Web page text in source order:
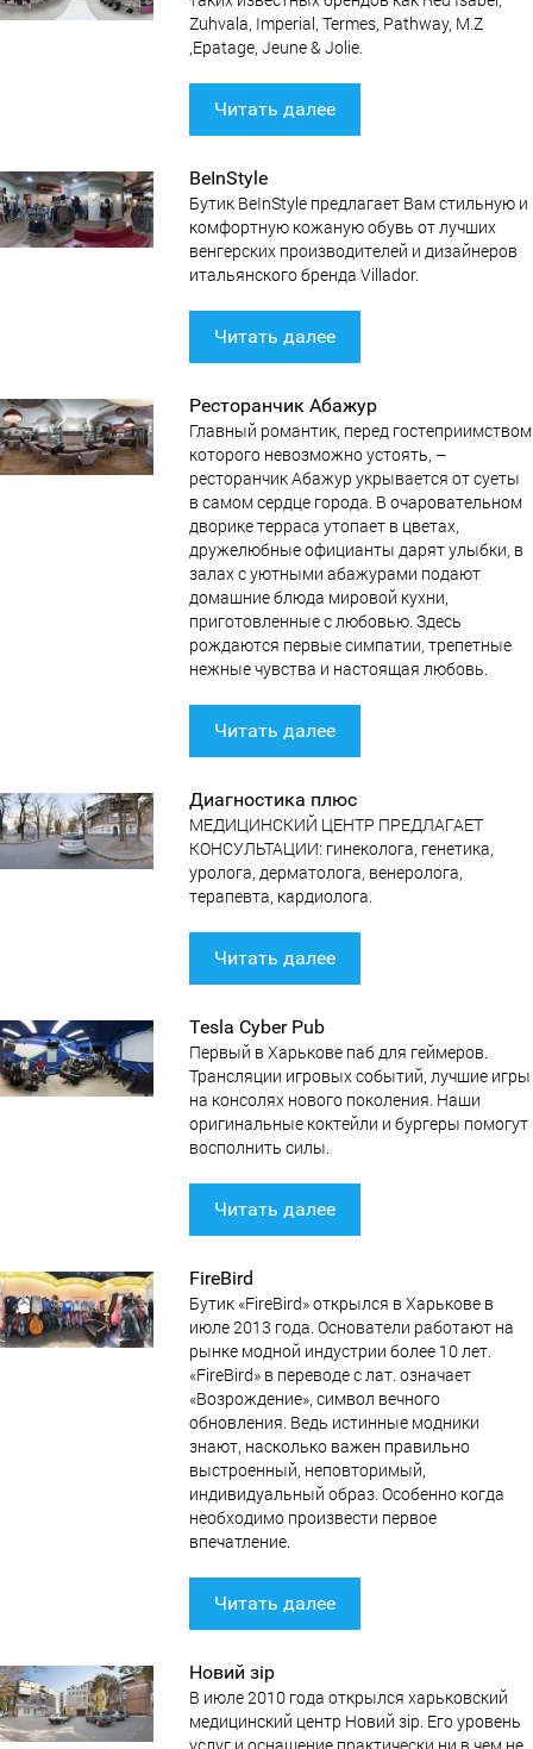
Zuhvala, Imperial, Termes, Pathway, M.Z
,Epatage, Jeune & Jolie.
Читать далее
BeInStyle
Бутик BeInStyle предлагает Вам стильную и
комфортную кожаную обувь от лучших
венгерских производителей и дизайнеров
итальянского бренда Villador.
Читать далее
Ресторанчик Абажур
Главный романтик, перед гостеприимством
которого невозможно устоять, –
ресторанчик Абажур укрывается от суеты
в самом сердце города. В очаровательном
дворике терраса утопает в цветах,
дружелюбные официанты дарят улыбки, в
залах с уютными абажурами подают
домашние блюда мировой кухни,
приготовленные с любовью. Здесь
рождаются первые симпатии, трепетные
нежные чувства и настоящая любовь.
Читать далее
Диагностика плюс
МЕДИЦИНСКИЙ ЦЕНТР ПРЕДЛАГАЕТ
КОНСУЛЬТАЦИИ: гинеколога, генетика,
уролога, дерматолога, венеролога,
терапевта, кардиолога.
Читать далее
Tesla Cyber Pub
Первый в Харькове паб для геймеров.
Трансляции игровых событий, лучшие игры
на консолях нового поколения. Наши
оригинальные коктейли и бургеры помогут
восполнить силы.
Читать далее
FireBird
Бутик «FireBird» открылся в Харькове в
июле 2013 года. Основатели работают на
рынке модной индустрии более 10 лет.
«FireBird» в переводе с лат. означает
«Возрождение», символ вечного
обновления. Ведь истинные модники
знают, насколько важен правильно
выстроенный, неповторимый,
индивидуальный образ. Особенно когда
необходимо произвести первое
впечатление.
Читать далее
Новий зір
В июле 2010 года открылся харьковский
медицинский центр Новий зір. Его уровень
услуг и оснащение практически ни в чем не